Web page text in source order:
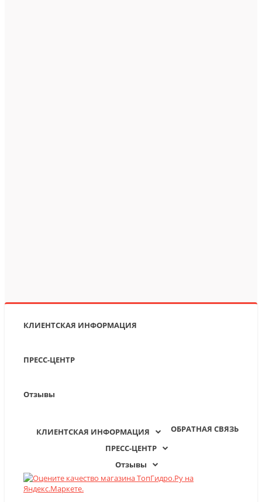
КЛИЕНТСКАЯ ИНФОРМАЦИЯ
ПРЕСС-ЦЕНТР
Отзывы
ОБРАТНАЯ СВЯЗЬ
КЛИЕНТСКАЯ ИНФОРМАЦИЯ
ПРЕСС-ЦЕНТР
Отзывы